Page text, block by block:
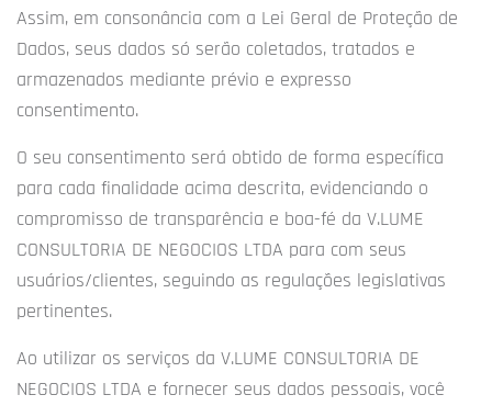
Assim, em consonância com a Lei Geral de Proteção de
Dados, seus dados só serão coletados, tratados e
armazenados mediante prévio e expresso
consentimento.
O seu consentimento será obtido de forma específica
para cada finalidade acima descrita, evidenciando o
compromisso de transparência e boa-fé da V.LUME
CONSULTORIA DE NEGOCIOS LTDA para com seus
usuários/clientes, seguindo as regulações legislativas
pertinentes.
Ao utilizar os serviços da V.LUME CONSULTORIA DE
NEGOCIOS LTDA e fornecer seus dados pessoais, você